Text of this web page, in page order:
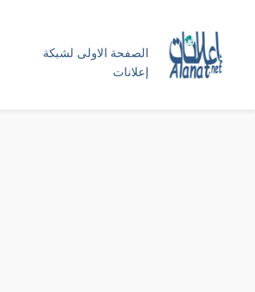
الصفحة الاولى لشبكة
إعلانات